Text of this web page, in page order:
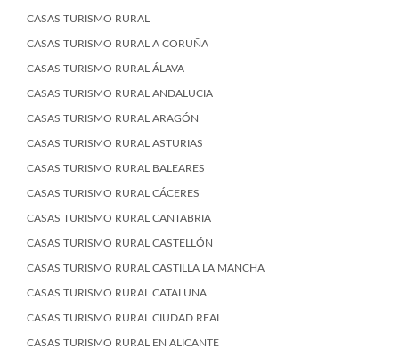
CASAS TURISMO RURAL
CASAS TURISMO RURAL A CORUÑA
CASAS TURISMO RURAL ÁLAVA
CASAS TURISMO RURAL ANDALUCIA
CASAS TURISMO RURAL ARAGÓN
CASAS TURISMO RURAL ASTURIAS
CASAS TURISMO RURAL BALEARES
CASAS TURISMO RURAL CÁCERES
CASAS TURISMO RURAL CANTABRIA
CASAS TURISMO RURAL CASTELLÓN
CASAS TURISMO RURAL CASTILLA LA MANCHA
CASAS TURISMO RURAL CATALUÑA
CASAS TURISMO RURAL CIUDAD REAL
CASAS TURISMO RURAL EN ALICANTE